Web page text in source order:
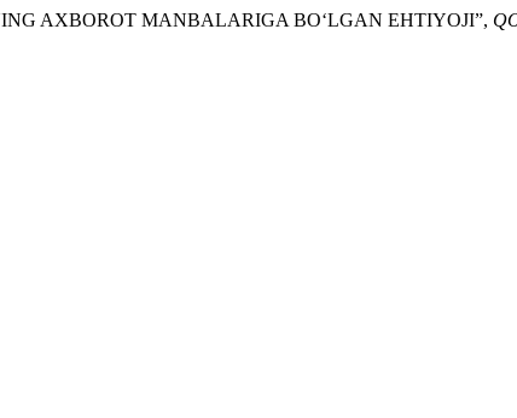
AXBOROT MANBALARIGA BO‘LGAN EHTIYOJI”,